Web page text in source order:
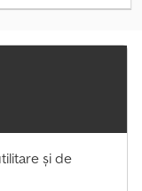
rabatabil + uși tip
kg
și de